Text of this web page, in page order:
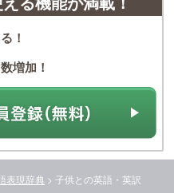
！
増加！
表現辞典 > 子供との英語・英訳